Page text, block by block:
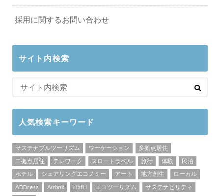
採用に関するお問い合わせ
サイト内検索
人気検索キーワード
サステナブルツーリズム ワーケーション
多拠点居住
二拠点居住
テレワーク スロートラベル 旅行 体験
民泊
ホテル
シェアリングエコノミー アート 地方創生
ローカル
ADDress
Airbnb HafH エコツーリズム サステナビリティ